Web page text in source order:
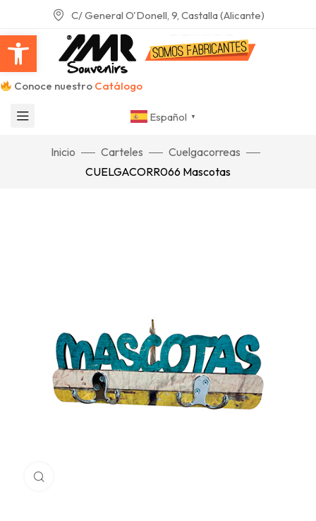
Abrir barra de herramientas
C/ General O'Donell, 9, Castalla (Alicante)
Conoce nuestro Catálogo
Español ▼
Inicio Carteles
Cuelgacorreas
CUELGACORR066 Mascotas